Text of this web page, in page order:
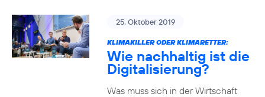
25. Oktober 2019
KLIMAKILLER ODER KLIMARETTER:
Wie nachhaltig ist die
Digitalisierung?
Was muss sich in der Wirtschaft